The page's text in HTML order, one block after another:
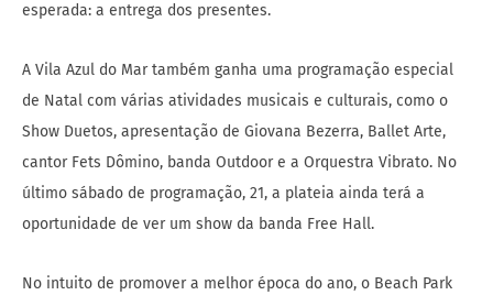
esperada: a entrega dos presentes.
A Vila Azul do Mar também ganha uma programação especial
de Natal com várias atividades musicais e culturais, como o
Show Duetos, apresentação de Giovana Bezerra, Ballet Arte,
cantor Fets Dômino, banda Outdoor e a Orquestra Vibrato. No
último sábado de programação, 21, a plateia ainda terá a
oportunidade de ver um show da banda Free Hall.
No intuito de promover a melhor época do ano, o Beach Park